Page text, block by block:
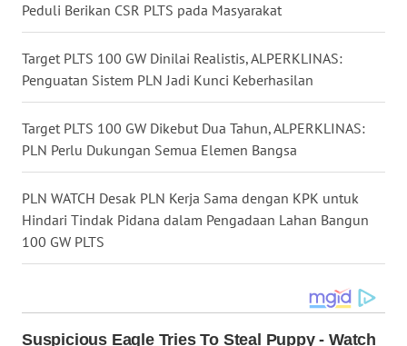
Peduli Berikan CSR PLTS pada Masyarakat
Target PLTS 100 GW Dinilai Realistis, ALPERKLINAS:
Penguatan Sistem PLN Jadi Kunci Keberhasilan
Target PLTS 100 GW Dikebut Dua Tahun, ALPERKLINAS:
PLN Perlu Dukungan Semua Elemen Bangsa
PLN WATCH Desak PLN Kerja Sama dengan KPK untuk
Hindari Tindak Pidana dalam Pengadaan Lahan Bangun
100 GW PLTS
WN
DAIRI
WN
WN
LANGKAT
TAPANULI
SELATAN